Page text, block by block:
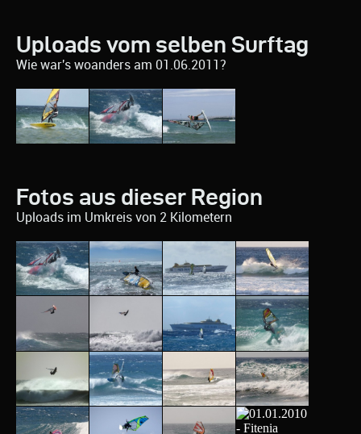
Uploads vom selben Surftag
Wie war's woanders am 01.06.2011?
Fotos aus dieser Region
Uploads im Umkreis von 2 Kilometern